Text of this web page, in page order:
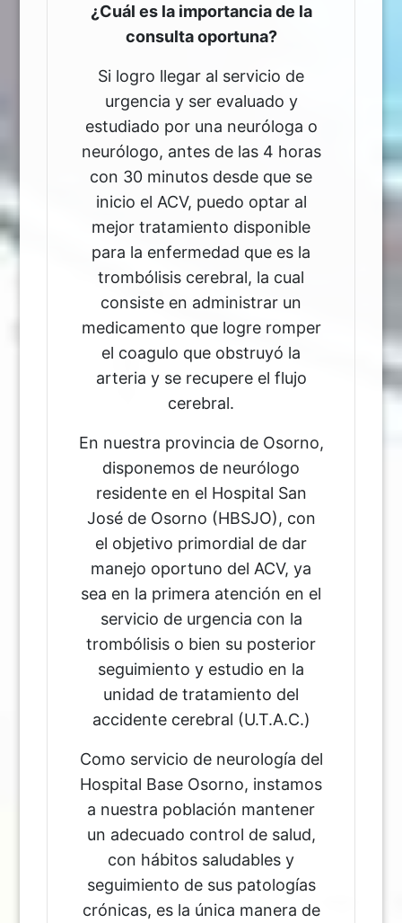
¿Cuál es la importancia de la
consulta oportuna?
Si logro llegar al servicio de
urgencia y ser evaluado y
estudiado por una neuróloga o
neurólogo, antes de las 4 horas
con 30 minutos desde que se
inicio el ACV, puedo optar al
mejor tratamiento disponible
para la enfermedad que es la
trombólisis cerebral, la cual
consiste en administrar un
medicamento que logre romper
el coagulo que obstruyó la
arteria y se recupere el flujo
cerebral.
En nuestra provincia de Osorno,
disponemos de neurólogo
residente en el Hospital San
José de Osorno (HBSJO), con
el objetivo primordial de dar
manejo oportuno del ACV, ya
sea en la primera atención en el
servicio de urgencia con la
trombólisis o bien su posterior
seguimiento y estudio en la
unidad de tratamiento del
accidente cerebral (U.T.A.C.)
Como servicio de neurología del
Hospital Base Osorno, instamos
a nuestra población mantener
un adecuado control de salud,
con hábitos saludables y
seguimiento de sus patologías
crónicas, es la única manera de